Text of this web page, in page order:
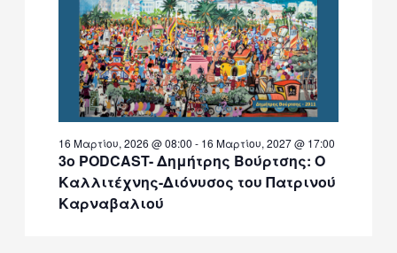
3ο PODCAST- Δημήτρης Βούρτσης: Ο
Καλλιτέχνης-Διόνυσος του Πατρινού
Καρναβαλιού
16 Μαρτίου, 2026 @ 08:00 - 16 Μαρτίου, 2027 @ 17:00